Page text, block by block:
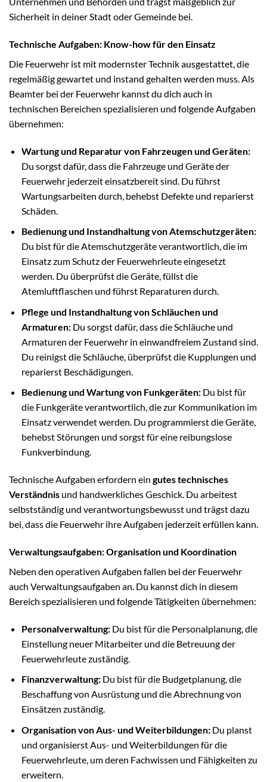
Sicherheit in deiner Stadt oder Gemeinde bei.
Technische Aufgaben: Know-how für den Einsatz
Die Feuerwehr ist mit modernster Technik ausgestattet, die
regelmäßig gewartet und instand gehalten werden muss. Als
Beamter bei der Feuerwehr kannst du dich auch in
technischen Bereichen spezialisieren und folgende Aufgaben
übernehmen:
Wartung und Reparatur von Fahrzeugen und Geräten:
Du sorgst dafür, dass die Fahrzeuge und Geräte der
Feuerwehr jederzeit einsatzbereit sind. Du führst
Wartungsarbeiten durch, behebst Defekte und reparierst
Schäden.
Bedienung und Instandhaltung von Atemschutzgeräten:
Du bist für die Atemschutzgeräte verantwortlich, die im
Einsatz zum Schutz der Feuerwehrleute eingesetzt
werden. Du überprüfst die Geräte, füllst die
Atemluftflaschen und führst Reparaturen durch.
Pflege und Instandhaltung von Schläuchen und
Armaturen:Du sorgst dafür, dass die Schläuche und
Armaturen der Feuerwehr in einwandfreiem Zustand sind.
Du reinigst die Schläuche, überprüfst die Kupplungen und
reparierst Beschädigungen.
Bedienung und Wartung von Funkgeräten:Du bist für
die Funkgeräte verantwortlich, die zur Kommunikation im
Einsatz verwendet werden. Du programmierst die Geräte,
behebst Störungen und sorgst für eine reibungslose
Funkverbindung.
Technische Aufgaben erfordern ein gutes technisches
Verständnis und handwerkliches Geschick. Du arbeitest
selbstständig und verantwortungsbewusst und trägst dazu
bei, dass die Feuerwehr ihre Aufgaben jederzeit erfüllen kann.
Verwaltungsaufgaben: Organisation und Koordination
Neben den operativen Aufgaben fallen bei der Feuerwehr
auch Verwaltungsaufgaben an. Du kannst dich in diesem
Bereich spezialisieren und folgende Tätigkeiten übernehmen:
Personalverwaltung:Du bist für die Personalplanung, die
Einstellung neuer Mitarbeiter und die Betreuung der
Feuerwehrleute zuständig.
Finanzverwaltung:Du bist für die Budgetplanung, die
Beschaffung von Ausrüstung und die Abrechnung von
Einsätzen zuständig.
Organisation von Aus- und Weiterbildungen:Du planst
und organisierst Aus- und Weiterbildungen für die
Feuerwehrleute, um deren Fachwissen und Fähigkeiten zu
erweitern.